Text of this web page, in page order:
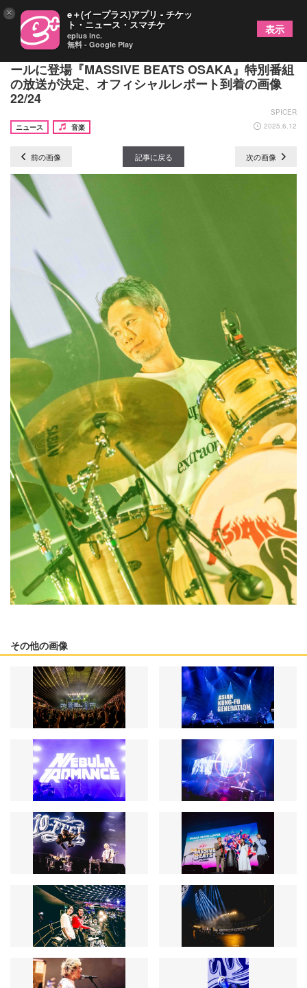
アジカン、10-FEET、Perfume、羊文学が大阪城ホ
ールに登場『MASSIVE BEATS OSAKA』特別番組
の放送が決定、オフィシャルレポート到着の画像
22/24
SPICER
ニュース
音楽 2025.6.12
前の画像 記事に戻る 次の画像
その他の画像
× e＋(イープラス)アプリ - チケッ
ト・ニュース・スマチケ
eplus inc.
無料 - Google Play
表示